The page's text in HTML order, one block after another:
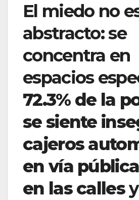
El miedo no
abstracto: se
concentra en
espacios
72.3% de la
se siente
cajeros
en vía pública
en las callesy